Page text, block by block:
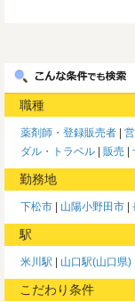
職種
薬剤師・登録販売者
ダル・トラベル
販売
勤務地
下松市 山陽小野田市
駅
米川駅 山口駅(山口県)
こだわり条件